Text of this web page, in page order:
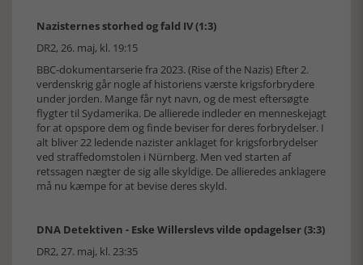
Nazisternes storhed og fald IV (1:3)
DR2, 26. maj, kl. 19:15
BBC-dokumentarserie fra 2023. (Rise of the Nazis) Efter 2.
verdenskrig går nogle af historiens værste krigsforbrydere
under jorden. Mange får nyt navn, og de mest eftersøgte
flygter til Sydamerika. De allierede indleder en menneskejagt
for at opspore dem og finde beviser for deres forbrydelser. I
alt bliver 22 ledende nazister anklaget for krigsforbrydelser
ved straffedomstolen i Nürnberg. Men ved starten af
retssagen nægter de sig alle skyldige. De allieredes anklagere
må nu kæmpe for at bevise deres skyld.
DNA Detektiven - Eske Willerslevs vilde opdagelser (3:3)
DR2, 27. maj, kl. 23:35